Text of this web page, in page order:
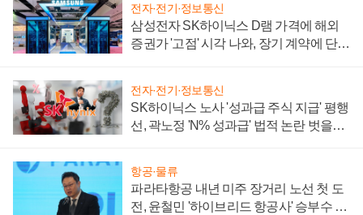
전자·전기·정보통신
삼성전자 SK하이닉스 D램 가격에 해외
증권가 '고점' 시각 나와, 장기 계약에 단점
전자·전기·정보통신
SK하이닉스 노사 '성과급 주식 지급' 평행
선, 곽노정 'N% 성과급' 법적 논란 벗을지
항공·물류
파라타항공 내년 미주 장거리 노선 첫 도
전, 윤철민 '하이브리드 항공사' 승부수 통